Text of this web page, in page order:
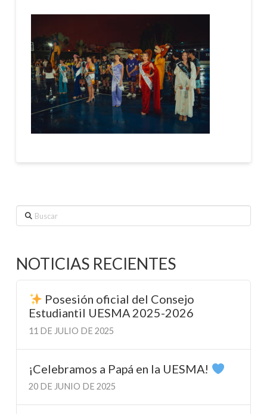
Buscar
NOTICIAS RECIENTES
Posesión oficial del Consejo
Estudiantil UESMA 2025-2026
11 DE JULIO DE 2025
¡Celebramos a Papá en la UESMA!
20 DE JUNIO DE 2025